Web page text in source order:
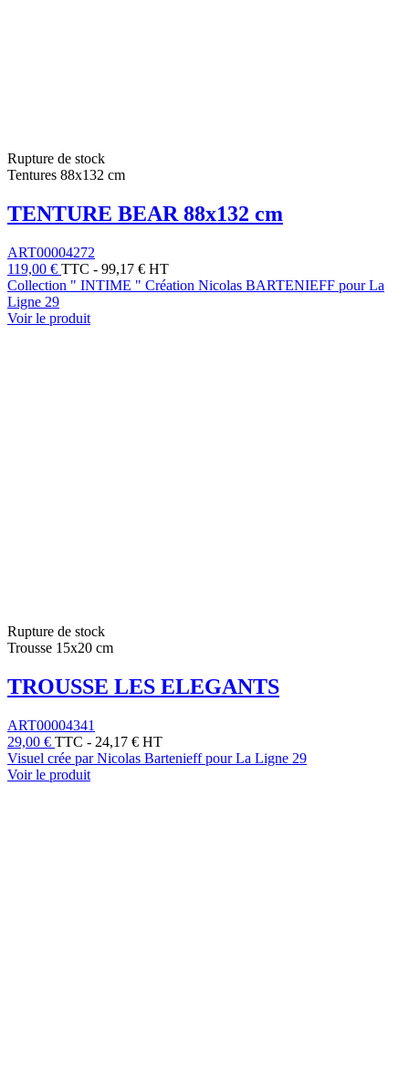
Rupture de stock
Tentures 88x132 cm
TENTURE BEAR 88x132 cm
ART00004272
119,00 € TTC - 99,17 € HT
Collection " INTIME " Création Nicolas BARTENIEFF pour La
Ligne 29
Voir le produit
Rupture de stock
Trousse 15x20 cm
TROUSSE LES ELEGANTS
ART00004341
29,00 € TTC - 24,17 € HT
Visuel crée par Nicolas Bartenieff pour La Ligne 29
Voir le produit